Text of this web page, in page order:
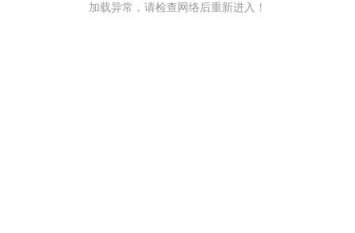
加载异常，请检查网络后重新进入！